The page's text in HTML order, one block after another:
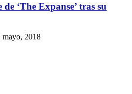
‘The Expanse’ tras su
mayo, 2018